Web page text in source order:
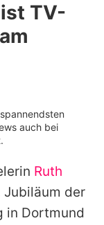
TV-
auch bei
Ruth
Jubiläum der
in Dortmund